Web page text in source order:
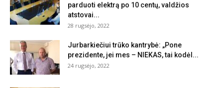
parduoti elektrą po 10 centų, valdžios
atstovai...
28 rugsėjo, 2022
Jurbarkiečiui trūko kantrybė: „Pone
prezidente, jei mes – NIEKAS, tai kodėl...
24 rugsėjo, 2022